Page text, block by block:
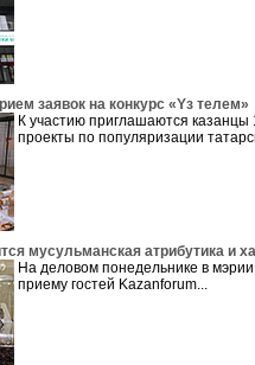
заявок на конкурс «Yз телем»
К участию приглашаются
проекты по популяризации
мусульманская атрибутика и
На деловом понедельнике в мэрии
приему гостей Kazanforum...